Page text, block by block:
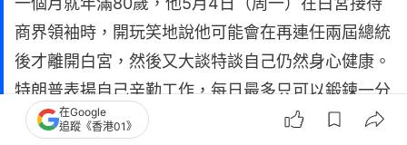
商界領袖時，開玩笑地說他可能會在再連任兩屆總統
後才離開白宮，然後又大談特談自己仍然身心健康。
特朗普表揚自己辛勤工作，每日最多只可以鍛鍊一分
鐘。
在Google
追蹤《香港01》